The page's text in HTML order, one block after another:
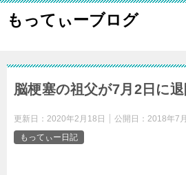
もってぃーブログ
脳梗塞の祖父が7月2日に
更新日： 2020年2月18日 公開日： 2018年7
もってぃー日記